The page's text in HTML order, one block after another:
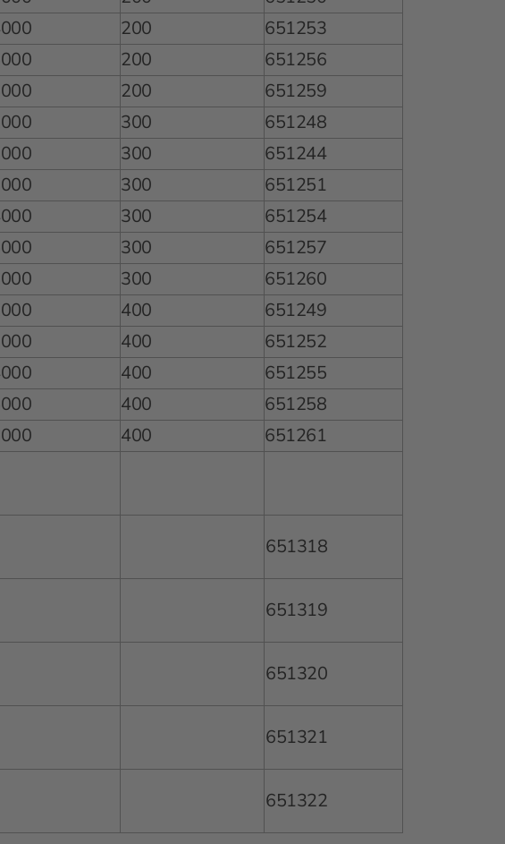
200
651253
200
651256
200
651259
300
651248
300
651244
300
651251
300
651254
300
651257
300
651260
400
651249
400
651252
400
651255
400
651258
400
651261
651318
651319
651320
651321
651322